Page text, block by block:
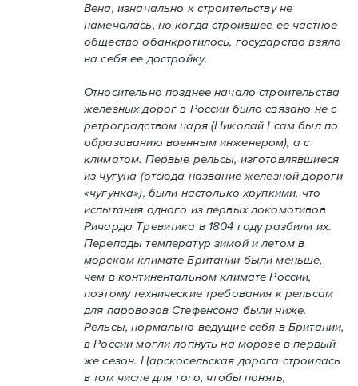
Вена, изначально к строительству не
намечалась, но когда строившее ее частное
общество обанкротилось, государство взяло
на себя ее достройку.
Относительно позднее начало строительства
железных дорог в России было связано не с
ретроградством царя (Николай I сам был по
образованию военным инженером), а с
климатом. Первые рельсы, изготовлявшиеся
из чугуна (отсюда название железной дороги
«чугунка»), были настолько хрупкими, что
испытания одного из первых локомотивов
Ричарда Тревитика в 1804 году разбили их.
Перепады температур зимой и летом в
морском климате Британии были меньше,
чем в континентальном климате России,
поэтому технические требования к рельсам
для паровозов Стефенсона были ниже.
Рельсы, нормально ведущие себя в Британии,
в России могли лопнуть на морозе в первый
же сезон. Царскосельская дорога строилась
в том числе для того, чтобы понять,